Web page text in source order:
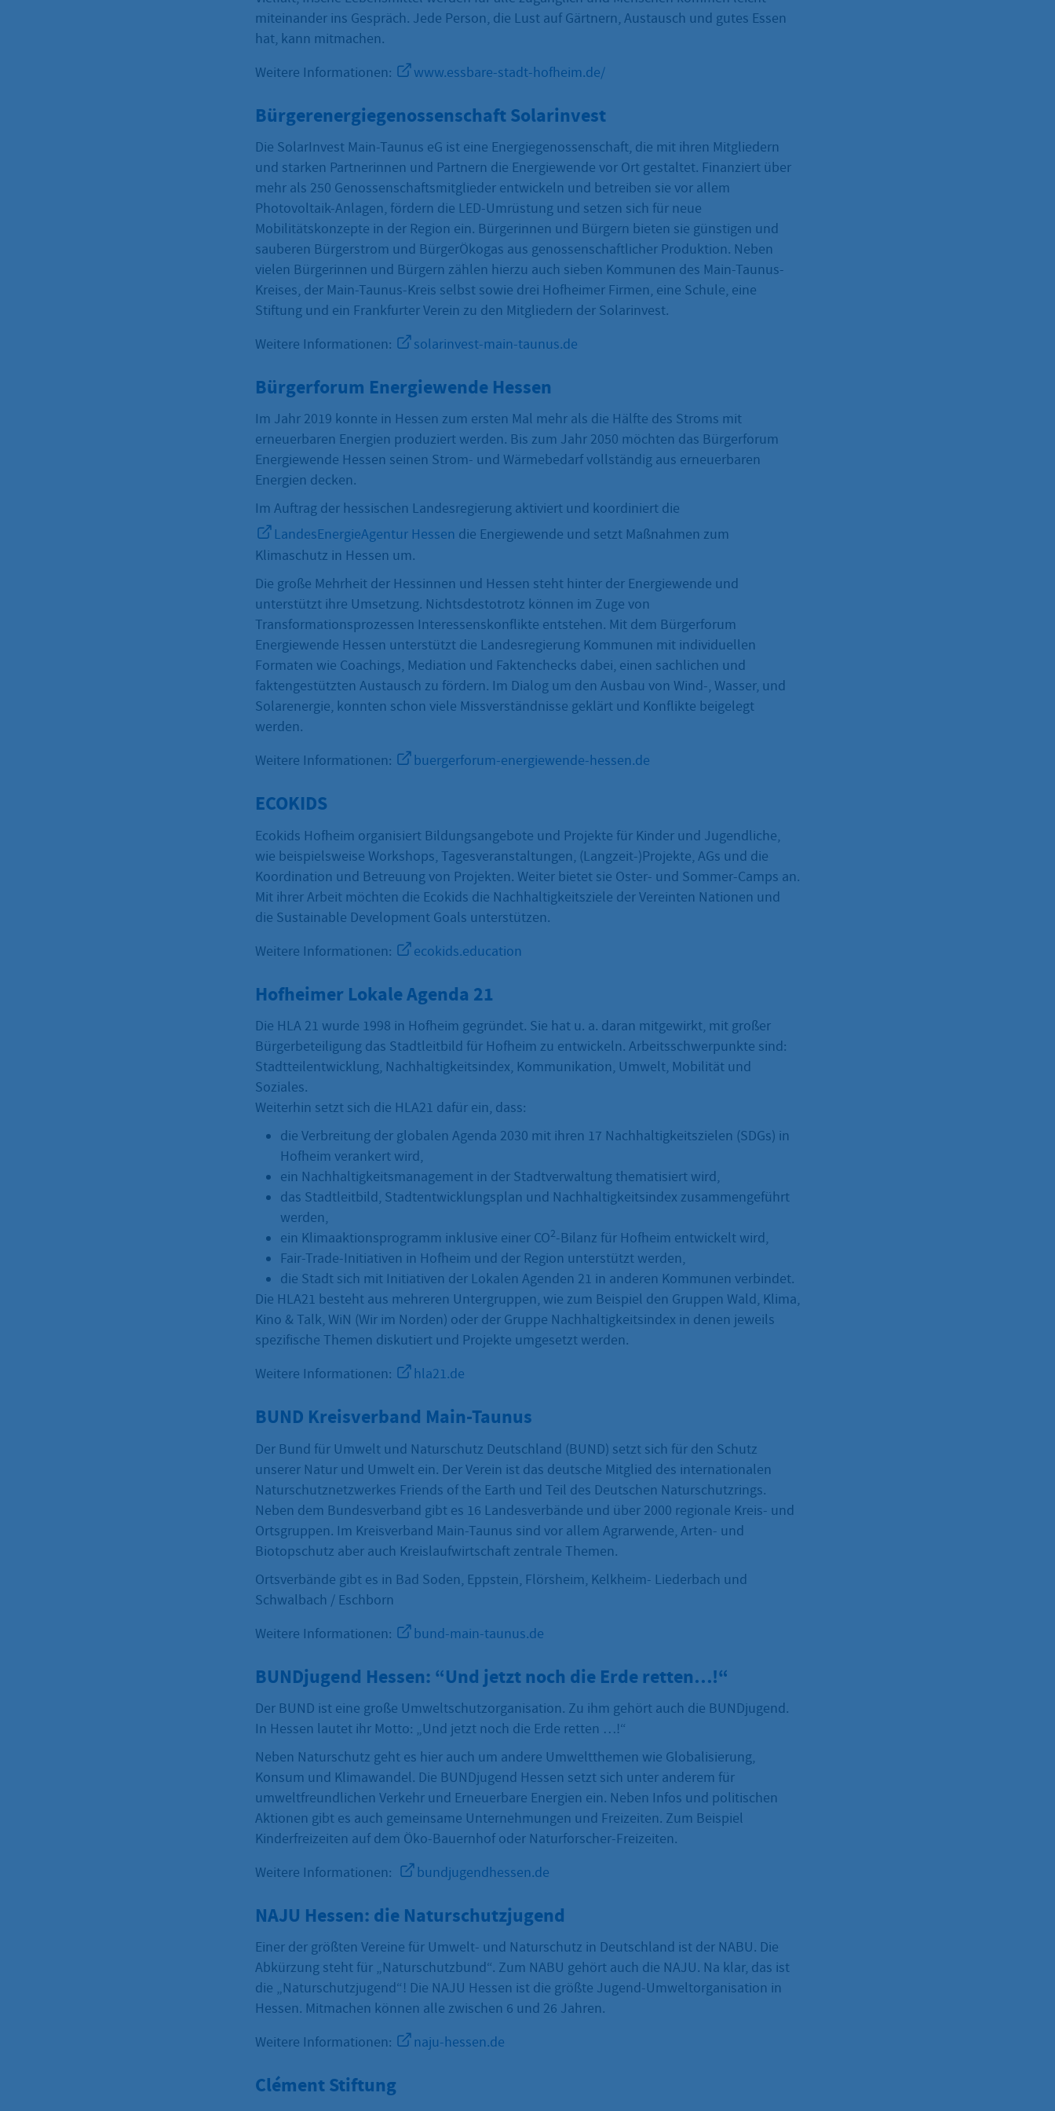
miteinander ins Gespräch. Jede Person, die Lust auf Gärtnern, Austausch und gutes Essen
hat, kann mitmachen.
Weitere Informationen:
www.essbare-stadt-hofheim.de/
Bürgerenergiegenossenschaft Solarinvest
Die SolarInvest Main-Taunus eG ist eine Energiegenossenschaft, die mit ihren Mitgliedern
und starken Partnerinnen und Partnern die Energiewende vor Ort gestaltet. Finanziert über
mehr als 250 Genossenschaftsmitglieder entwickeln und betreiben sie vor allem
Photovoltaik-Anlagen, fördern die LED-Umrüstung und setzen sich für neue
Mobilitätskonzepte in der Region ein. Bürgerinnen und Bürgern bieten sie günstigen und
sauberen Bürgerstrom und BürgerÖkogas aus genossenschaftlicher Produktion. Neben
vielen Bürgerinnen und Bürgern zählen hierzu auch sieben Kommunen des Main-Taunus-
Kreises, der Main-Taunus-Kreis selbst sowie drei Hofheimer Firmen, eine Schule, eine
Stiftung und ein Frankfurter Verein zu den Mitgliedern der Solarinvest.
Weitere Informationen:
solarinvest-main-taunus.de
Bürgerforum Energiewende Hessen
Im Jahr 2019 konnte in Hessen zum ersten Mal mehr als die Hälfte des Stroms mit
erneuerbaren Energien produziert werden. Bis zum Jahr 2050 möchten das Bürgerforum
Energiewende Hessen seinen Strom- und Wärmebedarf vollständig aus erneuerbaren
Energien decken.
Im Auftrag der hessischen Landesregierung aktiviert und koordiniert die
LandesEnergieAgentur Hessen die Energiewende und setzt Maßnahmen zum
Klimaschutz in Hessen um.
Die große Mehrheit der Hessinnen und Hessen steht hinter der Energiewende und
unterstützt ihre Umsetzung. Nichtsdestotrotz können im Zuge von
Transformationsprozessen Interessenskonflikte entstehen. Mit dem Bürgerforum
Energiewende Hessen unterstützt die Landesregierung Kommunen mit individuellen
Formaten wie Coachings, Mediation und Faktenchecks dabei, einen sachlichen und
faktengestützten Austausch zu fördern. Im Dialog um den Ausbau von Wind-, Wasser, und
Solarenergie, konnten schon viele Missverständnisse geklärt und Konflikte beigelegt
werden.
Weitere Informationen:
buergerforum-energiewende-hessen.de
ECOKIDS
Ecokids Hofheim organisiert Bildungsangebote und Projekte für Kinder und Jugendliche,
wie beispielsweise Workshops, Tagesveranstaltungen, (Langzeit-)Projekte, AGs und die
Koordination und Betreuung von Projekten. Weiter bietet sie Oster- und Sommer-Camps an.
Mit ihrer Arbeit möchten die Ecokids die Nachhaltigkeitsziele der Vereinten Nationen und
die Sustainable Development Goals unterstützen.
Weitere Informationen:
ecokids.education
Hofheimer Lokale Agenda 21
Die HLA 21 wurde 1998 in Hofheim gegründet. Sie hat u. a. daran mitgewirkt, mit großer
Bürgerbeteiligung das Stadtleitbild für Hofheim zu entwickeln. Arbeitsschwerpunkte sind:
Stadtteilentwicklung, Nachhaltigkeitsindex, Kommunikation, Umwelt, Mobilität und
Soziales.
Weiterhin setzt sich die HLA21 dafür ein, dass:
die Verbreitung der globalen Agenda 2030 mit ihren 17 Nachhaltigkeitszielen (SDGs) in
Hofheim verankert wird,
ein Nachhaltigkeitsmanagement in der Stadtverwaltung thematisiert wird,
das Stadtleitbild, Stadtentwicklungsplan und Nachhaltigkeitsindex zusammengeführt
werden,
ein Klimaaktionsprogramm inklusive einer CO2-Bilanz für Hofheim entwickelt wird,
Fair-Trade-Initiativen in Hofheim und der Region unterstützt werden,
die Stadt sich mit Initiativen der Lokalen Agenden 21 in anderen Kommunen verbindet.
Die HLA21 besteht aus mehreren Untergruppen, wie zum Beispiel den Gruppen Wald, Klima,
Kino & Talk, WiN (Wir im Norden) oder der Gruppe Nachhaltigkeitsindex in denen jeweils
spezifische Themen diskutiert und Projekte umgesetzt werden.
Weitere Informationen:
hla21.de
BUND Kreisverband Main-Taunus
Der Bund für Umwelt und Naturschutz Deutschland (BUND) setzt sich für den Schutz
unserer Natur und Umwelt ein. Der Verein ist das deutsche Mitglied des internationalen
Naturschutznetzwerkes Friends of the Earth und Teil des Deutschen Naturschutzrings.
Neben dem Bundesverband gibt es 16 Landesverbände und über 2000 regionale Kreis- und
Ortsgruppen. Im Kreisverband Main-Taunus sind vor allem Agrarwende, Arten- und
Biotopschutz aber auch Kreislaufwirtschaft zentrale Themen.
Ortsverbände gibt es in Bad Soden, Eppstein, Flörsheim, Kelkheim- Liederbach und
Schwalbach / Eschborn
Weitere Informationen:
bund-main-taunus.de
BUNDjugend Hessen: “Und jetzt noch die Erde retten…!“
Der BUND ist eine große Umweltschutzorganisation. Zu ihm gehört auch die BUNDjugend.
In Hessen lautet ihr Motto: „Und jetzt noch die Erde retten …!“
Neben Naturschutz geht es hier auch um andere Umweltthemen wie Globalisierung,
Konsum und Klimawandel. Die BUNDjugend Hessen setzt sich unter anderem für
umweltfreundlichen Verkehr und Erneuerbare Energien ein. Neben Infos und politischen
Aktionen gibt es auch gemeinsame Unternehmungen und Freizeiten. Zum Beispiel
Kinderfreizeiten auf dem Öko-Bauernhof oder Naturforscher-Freizeiten.
Weitere Informationen:
bundjugendhessen.de
NAJU Hessen: die Naturschutzjugend
Einer der größten Vereine für Umwelt- und Naturschutz in Deutschland ist der NABU. Die
Abkürzung steht für „Naturschutzbund“. Zum NABU gehört auch die NAJU. Na klar, das ist
die „Naturschutzjugend“! Die NAJU Hessen ist die größte Jugend-Umweltorganisation in
Hessen. Mitmachen können alle zwischen 6 und 26 Jahren.
Weitere Informationen:
naju-hessen.de
Clément Stiftung